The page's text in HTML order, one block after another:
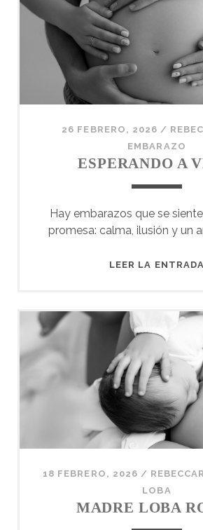
26 FEBRERO, 2026 /
EMBARAZO
ESPERANDO A
Hay embarazos que se
promesa: calma, ilusión y un
LEER LA ENTRADA
18 FEBRERO, 2026 /
LOBA
MADRE LOBA